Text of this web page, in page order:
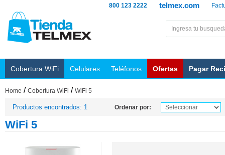
telmex.com
800 123 2222
Cobertura WiFi Celulares Teléfonos Ofertas Pagar
Home / Cobertura WiFi / WiFi 5
Productos encontrados: 1 Ordenar por:
WiFi 5